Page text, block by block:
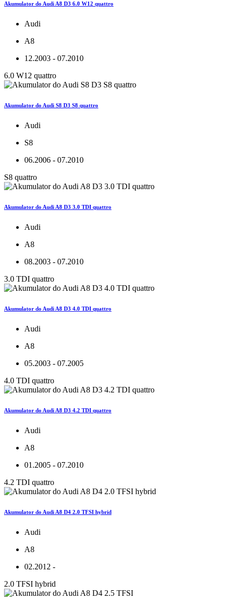
Akumulator do Audi A8 D3 6.0 W12 quattro
Audi
A8
12.2003 - 07.2010
6.0 W12 quattro
Akumulator do Audi S8 D3 S8 quattro
Audi
S8
06.2006 - 07.2010
S8 quattro
Akumulator do Audi A8 D3 3.0 TDI quattro
Audi
A8
08.2003 - 07.2010
3.0 TDI quattro
Akumulator do Audi A8 D3 4.0 TDI quattro
Audi
A8
05.2003 - 07.2005
4.0 TDI quattro
Akumulator do Audi A8 D3 4.2 TDI quattro
Audi
A8
01.2005 - 07.2010
4.2 TDI quattro
Akumulator do Audi A8 D4 2.0 TFSI hybrid
Audi
A8
02.2012 -
2.0 TFSI hybrid